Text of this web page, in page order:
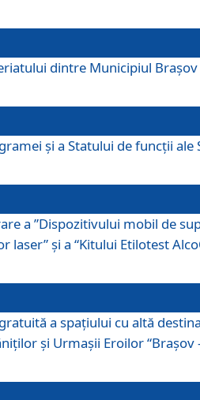
dintre Municipiul Brașov
şi a Statului de funcţii ale
a ”Dispozitivului mobil de
laser” și a “Kitului Etilotest
a spaţiului cu altă
şi Urmaşii Eroilor “Braşov